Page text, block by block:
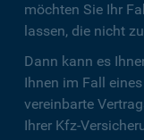
möchten Sie Ihr
lassen, die nicht
Dann kann es
Ihnen im Fall
vereinbarte
Ihrer Kfz-